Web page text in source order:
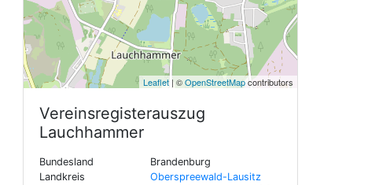
Leaflet | ©OpenStreetMapcontributors
Vereinsregisterauszug
Lauchhammer
Bundesland
Brandenburg
Landkreis
Oberspreewald-Lausitz